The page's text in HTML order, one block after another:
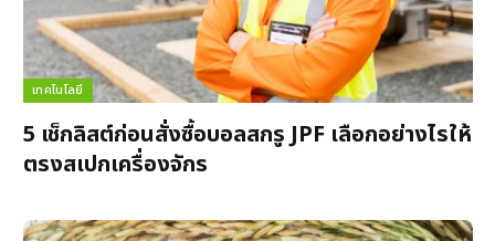
เทคโนโลยี
5 เช็กลิสต์ก่อนสั่งซื้อบอลสกรู JPF เลือกอย่างไรให้
ตรงสเปกเครื่องจักร